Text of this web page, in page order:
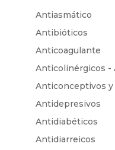
Antiasmático
Antibióticos
Anticoagulante
Anticolinérgicos -
Anticonceptivos y
Antidepresivos
Antidiabéticos
Antidiarreicos